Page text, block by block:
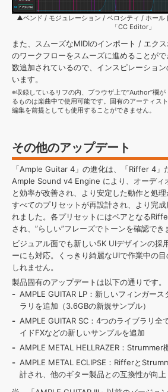
▲ベンド / モジュレーション / ベロシティ / ホール
「CC Editor」
また、スムーズなMIDIのインポート / エク
のワークフローをスムーズに進めることが
数追加されているので、インスピレーショ
います。
※収録しているリフの内、ブラウザ上で”Author”欄
るものは楽曲中で使用可能です。固有のアーティス
編集を前提としても使用することができません。
その他のアップデート
「Ample Guitar 4」の進化は、「Riffer 4」
Ample Sound v4 Engine により、オーディ
と効率が改善され、より安定した動作と処理
すべてのプリセットが再設計され、より完
れました。各プリセットにはペアとなる
され、”らしい”フレーズでトーンを確認でき
ビジュアル面でも新しい5K UIデザインの採
ーにも対応。くっきり綺麗なUIで作業中の
しれません。
製品固有のアップデートは以下の通りです。
AMPLE GUITAR LP：新しいフィンガー
ラリを追加（3.6GBの新規サンプル）
AMPLE GUITAR SC：4つのライブラリ全
イドFXなどの新しいサンプルを追加
AMPLE METAL HELLRAZER：Strummer
AMPLE METAL ECLIPSE：Rifferと
計され、他のギター製品との互換性が向上